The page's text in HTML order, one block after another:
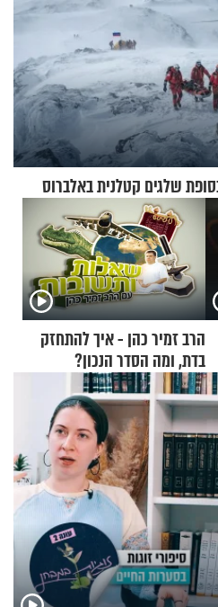
הרב זמיר כהן - איך להתחזק
בדת, ומה הסדר הנכון?